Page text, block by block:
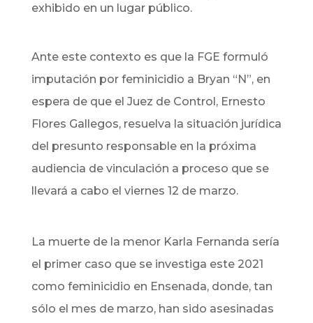
exhibido en un lugar público.
Ante este contexto es que la FGE formuló
imputación por feminicidio a Bryan “N”, en
espera de que el Juez de Control, Ernesto
Flores Gallegos, resuelva la situación jurídica
del presunto responsable en la próxima
audiencia de vinculación a proceso que se
llevará a cabo el viernes 12 de marzo.
La muerte de la menor Karla Fernanda sería
el primer caso que se investiga este 2021
como feminicidio en Ensenada, donde, tan
sólo el mes de marzo, han sido asesinadas